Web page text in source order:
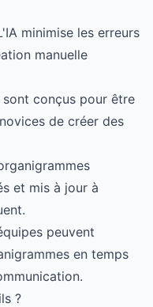
minimise les erreurs
manuelle
sont conçus pour être
de créer des
et mis à jour à
peuvent
en temps
?